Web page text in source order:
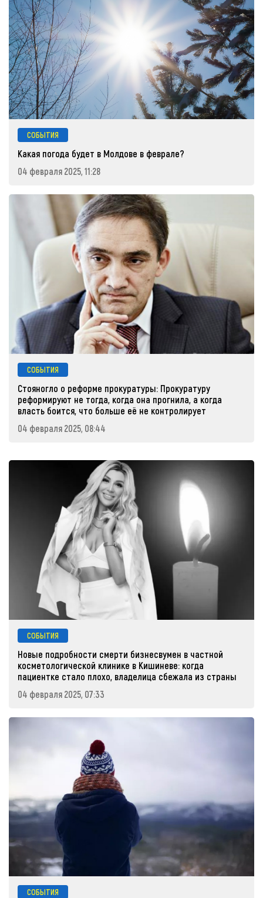
СОБЫТИЯ
Какая погода будет в Молдове в феврале?
04 февраля 2025, 11:28
СОБЫТИЯ
Стояногло о реформе прокуратуры: Прокуратуру
реформируют не тогда, когда она прогнила, а когда
власть боится, что больше её не контролирует
04 февраля 2025, 08:44
СОБЫТИЯ
Новые подробности смерти бизнесвумен в частной
косметологической клинике в Кишиневе: когда
пациентке стало плохо, владелица сбежала из страны
04 февраля 2025, 07:33
СОБЫТИЯ